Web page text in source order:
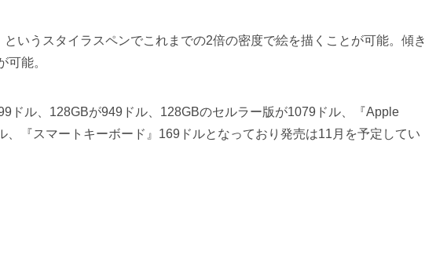
というスタイラスペンでこれまでの2倍の密度で絵を描くことが可能。傾き
可能。
ドル、128GBが949ドル、128GBのセルラー版が1079ドル、『Apple
、『スマートキーボード』169ドルとなっており発売は11月を予定してい